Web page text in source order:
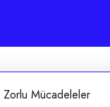
Mücadeleler